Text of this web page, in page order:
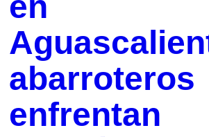
abarroteros
enfrentan